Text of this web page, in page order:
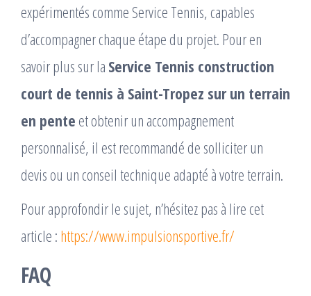
expérimentés comme Service Tennis, capables
d’accompagner chaque étape du projet. Pour en
savoir plus sur la Service Tennis construction
court de tennis à Saint-Tropez sur un terrain
en pente et obtenir un accompagnement
personnalisé, il est recommandé de solliciter un
devis ou un conseil technique adapté à votre terrain.
Pour approfondir le sujet, n’hésitez pas à lire cet
article : https://www.impulsionsportive.fr/
FAQ